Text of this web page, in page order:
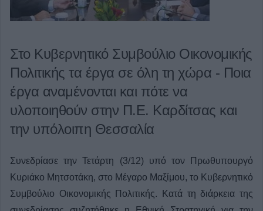
Στο Κυβερνητικό Συμβούλιο Οικονομικής
Πολιτικής τα έργα σε όλη τη χώρα - Ποια
έργα αναμένονται και πότε να
υλοποιηθούν στην Π.Ε. Καρδίτσας και
την υπόλοιπη Θεσσαλία
Συνεδρίασε την Τετάρτη (3/12) υπό τον Πρωθυπουργό
Κυριάκο Μητσοτάκη, στο Μέγαρο Μαξίμου, το Κυβερνητικό
Συμβούλιο Οικονομικής Πολιτικής. Κατά τη διάρκεια της